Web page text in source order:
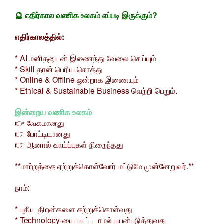
🔮 எதிர்கால வணிக உலகம் எப்படி இருக்கும்?
எதிர்காலத்தில்:
* AI மனிதனுடன் இணைந்து வேலை செய்யும்
* Skill தான் பெரிய சொத்து
* Online & Offline ஒன்றாக இணையும்
* Ethical & Sustainable Business வெற்றி பெறும்.
இன்றைய வணிக உலகம்
👉 வேகமானது
👉 போட்டியானது
👉 ஆனால் வாய்ப்புகள் நிறைந்தது
**மாற்றத்தை ஏற்றுக்கொள்வோர் மட்டுமே முன்னேறுவர்.**
நாம்:
* புதிய திறன்களை கற்றுக்கொள்வது
* Technology-யை பயப்படாமல் பயன்படுத்துவது